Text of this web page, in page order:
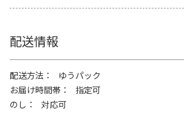
配送情報
配送方法
ゆうパック
お届け時間帯
指定可
のし
対応可